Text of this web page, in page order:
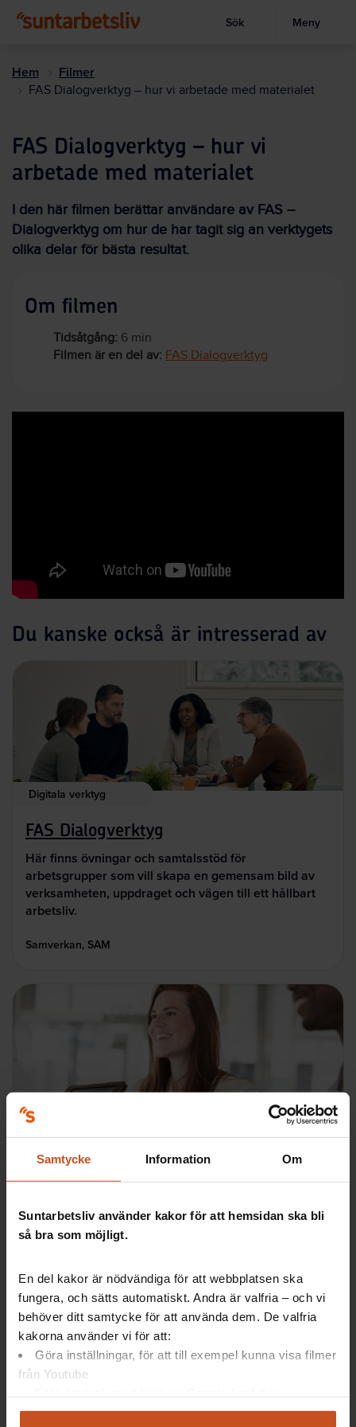
Samtycke Information Om
Suntarbetsliv använder kakor för att hemsidan ska bli
så bra som möjligt.
En del kakor är nödvändiga för att webbplatsen ska
fungera, och sätts automatiskt. Andra är valfria – och vi
behöver ditt samtycke för att använda dem. De valfria
kakorna använder vi för att:
Göra inställningar, för att till exempel kunna visa filmer
från Youtube
Analysera trafik för att kunna visa riktad information
huvudinnehållet
Visa sökruta
Sök Meny
Hem Filmer
FAS Dialogverktyg – hur vi arbetade med materialet
FAS Dialogverktyg – hur vi
arbetade med materialet
I den här filmen berättar användare av FAS –
Dialogverktyg om hur de har tagit sig an verktygets
olika delar för bästa resultat.
Om filmen
Tidsåtgång: 6 min
Filmen är en del av: FAS Dialogverktyg
Du kanske också är intresserad av
Digitala verktyg
FAS Dialogverktyg
Här finns övningar och samtalsstöd för
arbetsgrupper som vill skapa en gemensam bild av
verksamheten, uppdraget och vägen till ett hållbart
arbetsliv.
Samverkan, SAM
Så gör andra
Vad är samverkan?
Samverkan är när arbetsgivare och arbetstagare
också till delaktighet och inflytande.
2021-09-21